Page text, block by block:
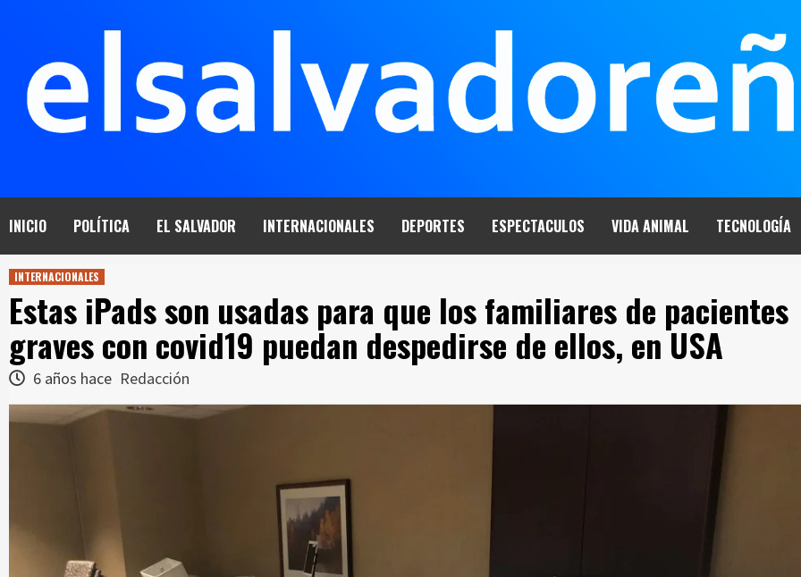
INICIO POLÍTICA EL SALVADOR INTERNACIONALES DEPORTES ESPECTACULOS VIDA ANIMAL TECNOLOGÍA
INTERNACIONALES
Estas iPads son usadas para que los familiares de pacientes
graves con covid19 puedan despedirse de ellos, en USA
6 años hace Redacción